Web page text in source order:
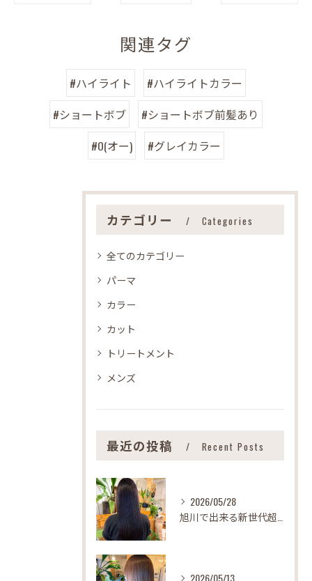
関連タグ
#ハイライト
#ハイライトカラー
#ショートボブ
#ショートボブ前髪あり
#O(オー)
#グレイカラー
カテゴリー Categories
全てのカテゴリー
パーマ
カラー
カット
トリートメント
メンズ
最近の投稿 Recent Posts
2026/05/28
2026/05/13